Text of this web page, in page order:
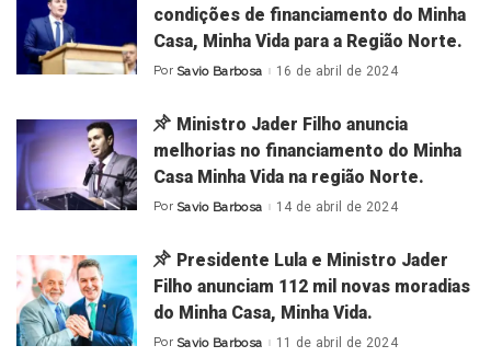
condições de financiamento do Minha
Casa, Minha Vida para a Região Norte.
Posted
Por Savio Barbosa 16 de abril de 2024
Ministro Jader Filho anuncia
melhorias no financiamento do Minha
Casa Minha Vida na região Norte.
Posted
Por Savio Barbosa 14 de abril de 2024
Presidente Lula e Ministro Jader
Filho anunciam 112 mil novas moradias
do Minha Casa, Minha Vida.
Posted
Por Savio Barbosa 11 de abril de 2024